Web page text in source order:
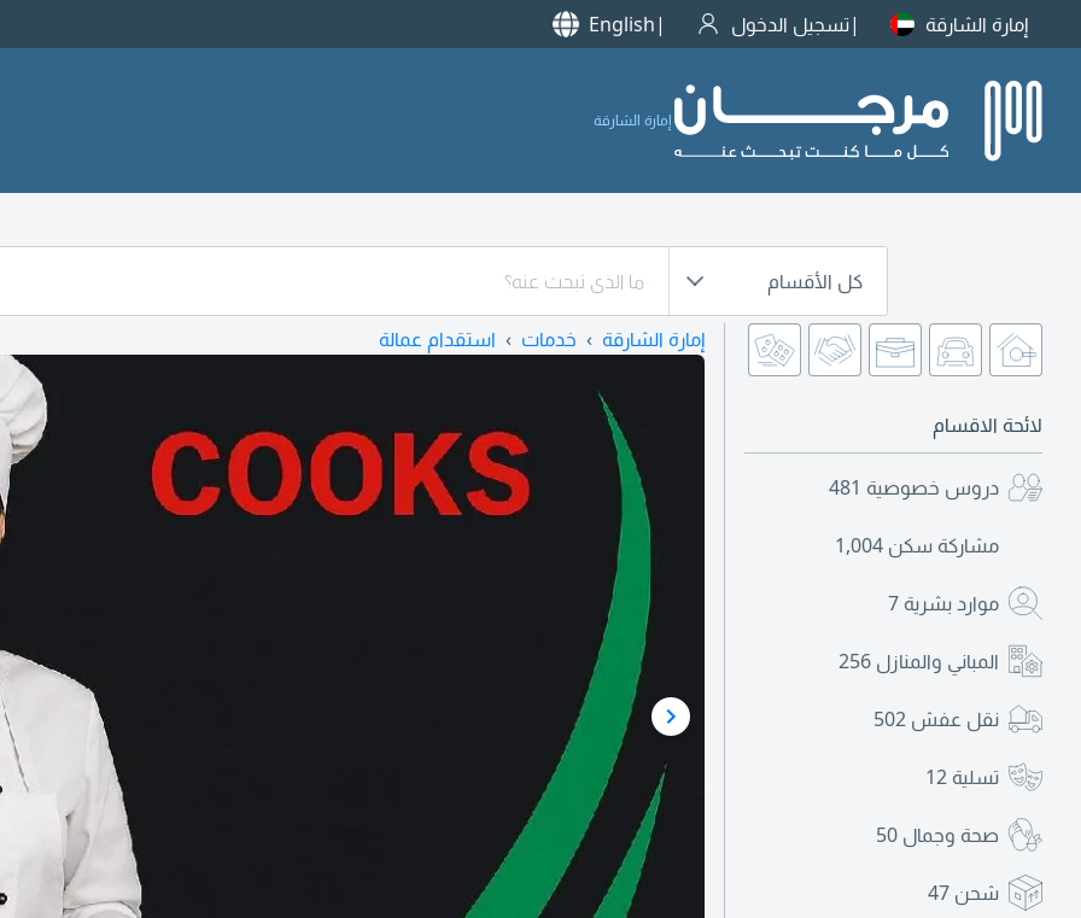
إمارة الشارقة تسجيل الدخول English
إمارة الشارقة
كل الأقسام
لائحة الاقسام
دروس خصوصية 481
مشاركة سكن 1,004
موارد بشرية 7
المباني والمنازل 256
نقل عفش 502
تسلية 12
صحة وجمال 50
شحن 47
إمارة الشارقة خدمات استقدام عمالة